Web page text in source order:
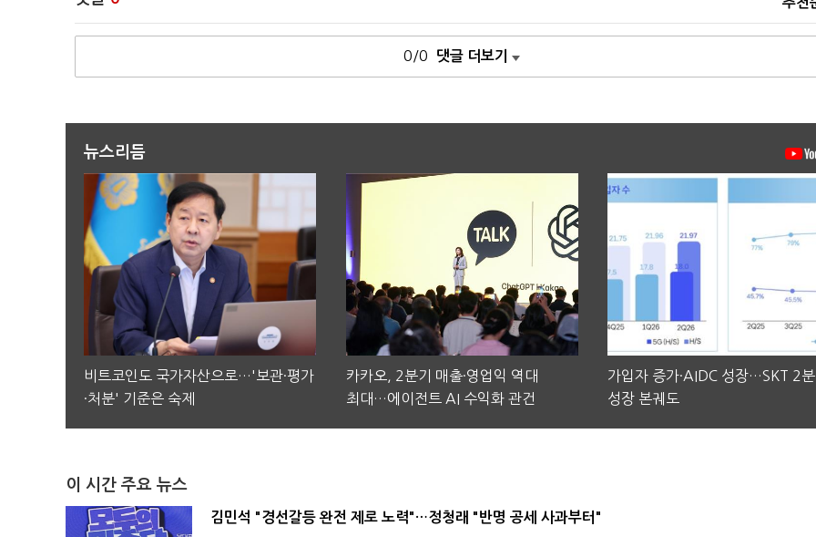
0/0 댓글 더보기
뉴스리듬
비트코인도 국가자산으로…'보관·평가
·처분' 기준은 숙제
카카오, 2분기 매출·영업익 역대
최대…에이전트 AI 수익화 관건
가입자 증가·AIDC 성장…SKT 2
성장 본궤도
이 시간 주요 뉴스
김민석 "경선갈등 완전 제로 노력"…정청래 "반명 공세 사과부터"